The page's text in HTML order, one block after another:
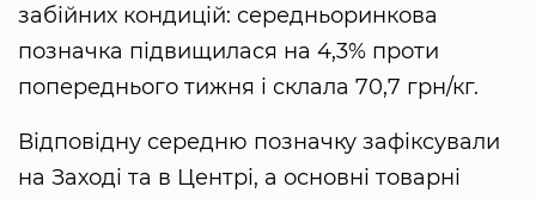
забійних кондицій: середньоринкова
позначка підвищилася на 4,3% проти
попереднього тижня і склала 70,7 грн/кг.
Відповідну середню позначку зафіксували
на Заході та в Центрі, а основні товарні